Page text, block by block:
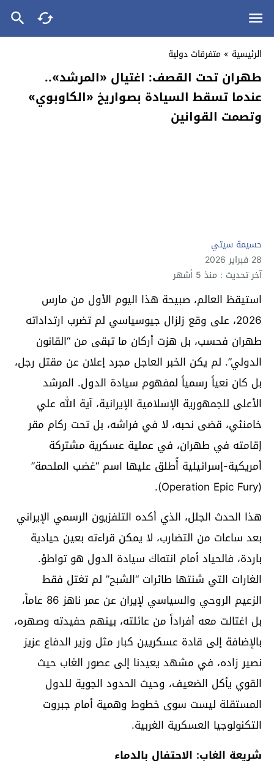
الرئيسية » متفرقات دولية
طهران تحت القصف: اغتيال «المرشد»..
عندما تسقط السيادة بصواريخ «الكاوبوي»
وتصمت القوانين
حسيمة سيتي
28 فبراير 2026
آخر تحديث : منذ 5 أشهر
استيقظ العالم، صبيحة هذا اليوم الأول من مارس
2026، على وقع زلزال جيوسياسي لم تضرب ارتداداته
طهران فحسب، بل هزت أركان ما تبقى من “القانون
الدولي”. لم يكن الخبر العاجل مجرد إعلان عن مقتل رجل،
بل كان نعياً رسمياً لمفهوم سيادة الدول. المرشد
الأعلى للجمهورية الإسلامية الإيرانية، آية الله علي
خامنئي، قضى نحبه، لا في فراشه، بل تحت ركام مقر
إقامته في طهران، في عملية عسكرية مشتركة
أمريكية-إسرائيلية أُطلق عليها اسم “غضب الملحمة”
(Operation Epic Fury).
هذا الحدث الجلل، الذي أكده التلفزيون الرسمي الإيراني
بعد ساعات من التضارب، لا يمكن قراءته بعين حيادية
باردة، فالحياد أمام انتهاك سيادة الدول هو تواطؤ.
الغارات التي شنتها طائرات “الشبح” لم تغتل فقط
الزعيم الروحي والسياسي لإيران عن عمر ناهز 86 عاماً،
بل اغتالت معه أفراداً من عائلته، بينهم حفيدته وصهره،
بالإضافة إلى قادة عسكريين كبار مثل وزير الدفاع عزيز
نصير زاده، في مشهد يعيدنا إلى عصور الغاب حيث
القوي يأكل الضعيف، وحيث الحدود الجوية للدول
المستقلة ليست سوى خطوط وهمية أمام جبروت
التكنولوجيا العسكرية الغربية.
شريعة الغاب: الاحتفال بالدماء